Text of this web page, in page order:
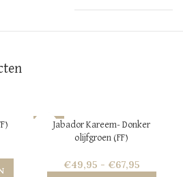
-21%Jabador Kareem- Donker
olijfgroen (FF)
€49,95 - €67,95